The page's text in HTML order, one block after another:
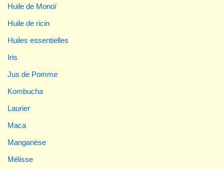
Huile de Monoï
Huile de ricin
Huiles essentielles
Iris
Jus de Pomme
Kombucha
Laurier
Maca
Manganèse
Mélisse